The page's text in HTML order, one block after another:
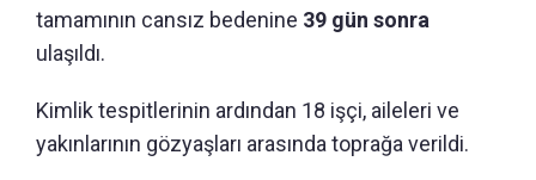
tamamının cansız bedenine 39 gün sonra
ulaşıldı.
Kimlik tespitlerinin ardından 18 işçi, aileleri ve
yakınlarının gözyaşları arasında toprağa verildi.